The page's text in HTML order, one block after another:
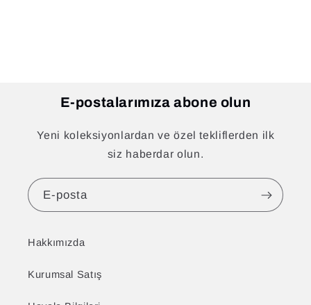
E-postalarımıza abone olun
Yeni koleksiyonlardan ve özel tekliflerden ilk
siz haberdar olun.
E-posta
Hakkımızda
Kurumsal Satış